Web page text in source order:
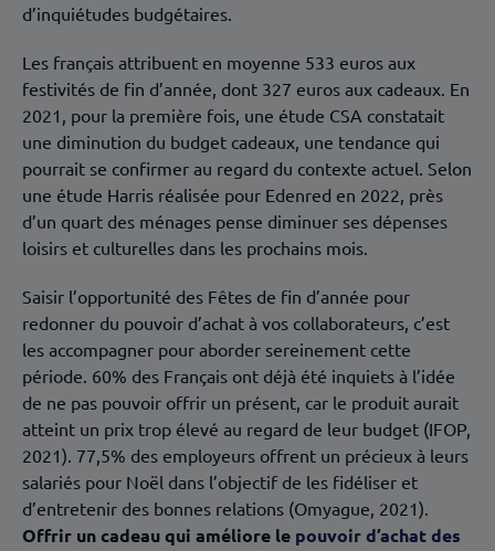
d’inquiétudes budgétaires.
Les français attribuent en moyenne 533 euros aux
festivités de fin d’année, dont 327 euros aux cadeaux. En
2021, pour la première fois, une étude CSA constatait
une diminution du budget cadeaux, une tendance qui
pourrait se confirmer au regard du contexte actuel. Selon
une étude Harris réalisée pour Edenred en 2022, près
d’un quart des ménages pense diminuer ses dépenses
loisirs et culturelles dans les prochains mois.
Saisir l’opportunité des Fêtes de fin d’année pour
redonner du pouvoir d’achat à vos collaborateurs, c’est
les accompagner pour aborder sereinement cette
période. 60% des Français ont déjà été inquiets à l’idée
de ne pas pouvoir offrir un présent, car le produit aurait
atteint un prix trop élevé au regard de leur budget (IFOP,
2021). 77,5% des employeurs offrent un précieux à leurs
salariés pour Noël dans l’objectif de les fidéliser et
d’entretenir des bonnes relations (Omyague, 2021).
Offrir un cadeau qui améliore le pouvoir d’achat des